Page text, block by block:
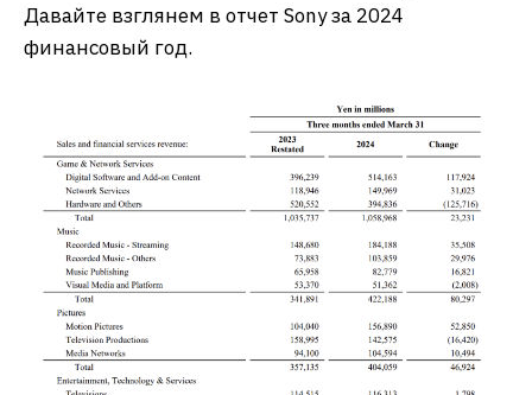
Давайте взглянем в отчет Sony за 2024
финансовый год.